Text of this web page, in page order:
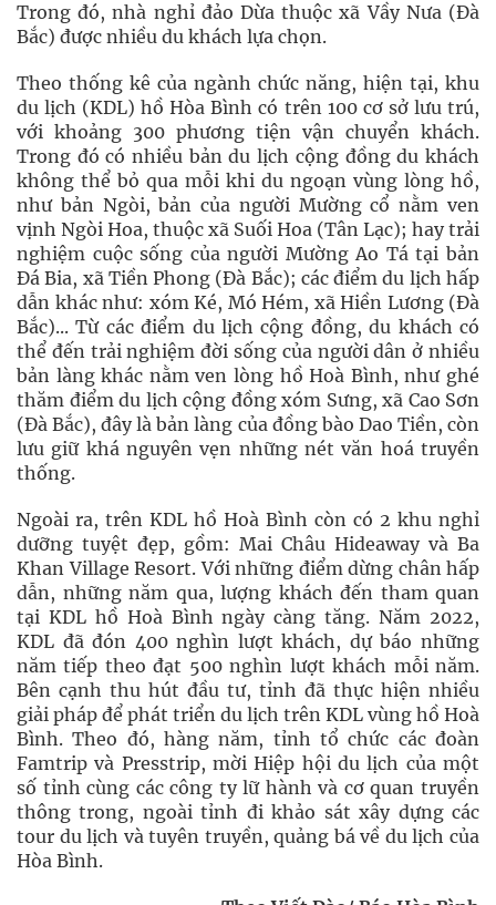
Trong đó, nhà nghỉ đảo Dừa thuộc xã Vầy Nưa (Đà
Bắc) được nhiều du khách lựa chọn.
Theo thống kê của ngành chức năng, hiện tại, khu
du lịch (KDL) hồ Hòa Bình có trên 100 cơ sở lưu trú,
với khoảng 300 phương tiện vận chuyển khách.
Trong đó có nhiều bản du lịch cộng đồng du khách
không thể bỏ qua mỗi khi du ngoạn vùng lòng hồ,
như bản Ngòi, bản của người Mường cổ nằm ven
vịnh Ngòi Hoa, thuộc xã Suối Hoa (Tân Lạc); hay trải
nghiệm cuộc sống của người Mường Ao Tá tại bản
Đá Bia, xã Tiền Phong (Đà Bắc); các điểm du lịch hấp
dẫn khác như: xóm Ké, Mó Hém, xã Hiền Lương (Đà
Bắc)... Từ các điểm du lịch cộng đồng, du khách có
thể đến trải nghiệm đời sống của người dân ở nhiều
bản làng khác nằm ven lòng hồ Hoà Bình, như ghé
thăm điểm du lịch cộng đồng xóm Sưng, xã Cao Sơn
(Đà Bắc), đây là bản làng của đồng bào Dao Tiền, còn
lưu giữ khá nguyên vẹn những nét văn hoá truyền
thống.
Ngoài ra, trên KDL hồ Hoà Bình còn có 2 khu nghỉ
dưỡng tuyệt đẹp, gồm: Mai Châu Hideaway và Ba
Khan Village Resort. Với những điểm dừng chân hấp
dẫn, những năm qua, lượng khách đến tham quan
tại KDL hồ Hoà Bình ngày càng tăng. Năm 2022,
KDL đã đón 400 nghìn lượt khách, dự báo những
năm tiếp theo đạt 500 nghìn lượt khách mỗi năm.
Bên cạnh thu hút đầu tư, tỉnh đã thực hiện nhiều
giải pháp để phát triển du lịch trên KDL vùng hồ Hoà
Bình. Theo đó, hàng năm, tỉnh tổ chức các đoàn
Famtrip và Presstrip, mời Hiệp hội du lịch của một
số tỉnh cùng các công ty lữ hành và cơ quan truyền
thông trong, ngoài tỉnh đi khảo sát xây dựng các
tour du lịch và tuyên truyền, quảng bá về du lịch của
Hòa Bình.